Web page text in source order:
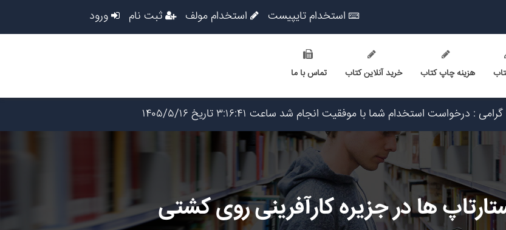
استخدام تایپیست استخدام مولف ثبت نام ورود
هزینه چاپ کتاب خرید آنلاین کتاب تماس با ما
ها در جزیره کارآفرینی روی کشتی